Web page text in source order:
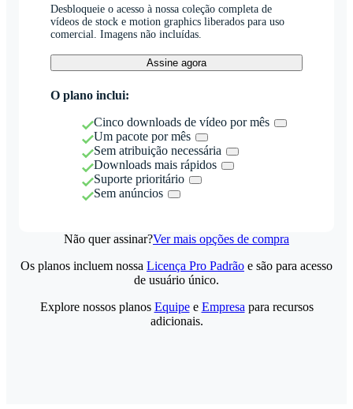
Desbloqueie o acesso à nossa coleção completa de
vídeos de stock e motion graphics liberados para uso
comercial. Imagens não incluídas.
Assine agora
O plano inclui:
Cinco downloads de vídeo por mês
Um pacote por mês
Sem atribuição necessária
Downloads mais rápidos
Suporte prioritário
Sem anúncios
Não quer assinar?Ver mais opções de compra
Os planos incluem nossa Licença Pro Padrão e são para acesso
de usuário único.
Explore nossos planos Equipee Empresa para recursos
adicionais.